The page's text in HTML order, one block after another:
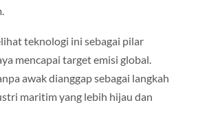
teknologi ini sebagai pilar
mencapai target emisi global.
awak dianggap sebagai langkah
maritim yang lebih hijau dan